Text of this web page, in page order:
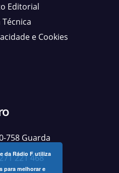
Editorial
Técnica
e Cookies
758 Guarda
221 468
da Rádio F utiliza
para melhorar e